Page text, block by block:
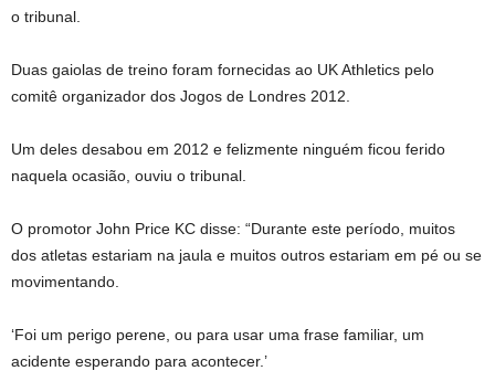
o tribunal.
Duas gaiolas de treino foram fornecidas ao UK Athletics pelo
comitê organizador dos Jogos de Londres 2012.
Um deles desabou em 2012 e felizmente ninguém ficou ferido
naquela ocasião, ouviu o tribunal.
O promotor John Price KC disse: “Durante este período, muitos
dos atletas estariam na jaula e muitos outros estariam em pé ou se
movimentando.
‘Foi um perigo perene, ou para usar uma frase familiar, um
acidente esperando para acontecer.’